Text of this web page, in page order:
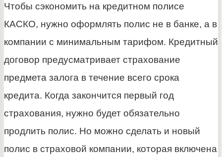
Чтобы сэкономить на кредитном полисе
КАСКО, нужно оформлять полис не в банке, а в
компании с минимальным тарифом. Кредитный
договор предусматривает страхование
предмета залога в течение всего срока
кредита. Когда закончится первый год
страхования, нужно будет обязательно
продлить полис. Но можно сделать и новый
полис в страховой компании, которая включена